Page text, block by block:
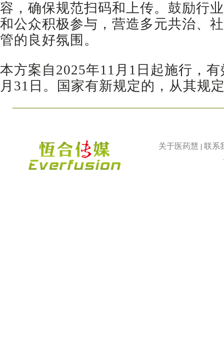
容，确保规范扫码和上传。鼓励行
和公众积极参与，营造多元共治、
管的良好氛围。
本方案自2025年11月1日起施行，
月31日。国家有新规定的，从其规
关于医药慧
联系